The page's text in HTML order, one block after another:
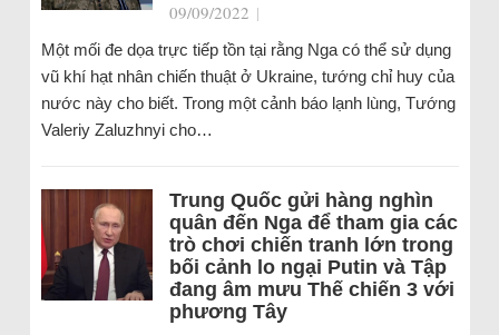
09/09/2022 |
Một mối đe dọa trực tiếp tồn tại rằng Nga có thể sử dụng
vũ khí hạt nhân chiến thuật ở Ukraine, tướng chỉ huy của
nước này cho biết. Trong một cảnh báo lạnh lùng, Tướng
Valeriy Zaluzhnyi cho…
Trung Quốc gửi hàng nghìn
quân đến Nga để tham gia các
trò chơi chiến tranh lớn trong
bối cảnh lo ngại Putin và Tập
đang âm mưu Thế chiến 3 với
phương Tây